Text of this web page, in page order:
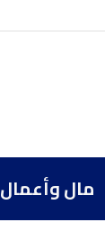
مال وأعمال